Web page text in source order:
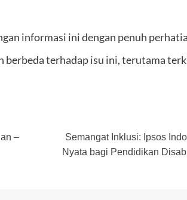
informasi ini dengan penuh
berbeda terhadap isu ini, terutama
–
Semangat Inklusi: Ipsos
Nyata bagi Pendidikan